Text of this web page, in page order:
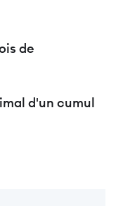
de
d'un cumul